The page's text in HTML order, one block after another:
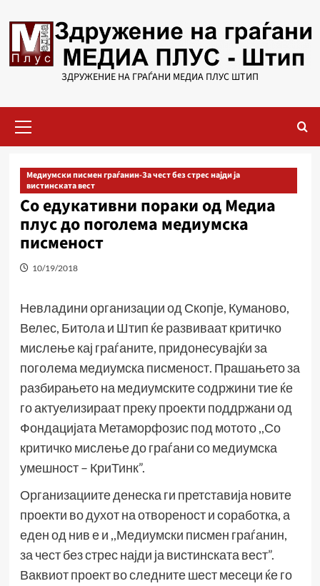
to
content
ЗДРУЖЕНИЕ НА ГРАЃАНИ МЕДИА ПЛУС ШТИП
Menu
Медиумски писмен граѓанин-За чест без стрес најди ја
вистинската вест
Со едукативни пораки од Медиа
плус до поголема медиумска
писменост
10/19/2018
Невладини организации од Скопје, Куманово,
Велес, Битола и Штип ќе развиваат критичко
мислење кај граѓаните, придонесувајќи за
поголема медиумска писменост. Прашањето за
разбирањето на медиумските содржини тие ќе
го актуелизираат преку проекти поддржани од
Фондацијата Метаморфозис под мотото ,,Со
критичко мислење до граѓани со медиумска
умешност – КриТинк”.
Организациите денеска ги претставија новите
проекти во духот на отвореност и соработка, а
еден од нив е и ,,Медиумски писмен граѓанин,
за чест без стрес најди ја вистинската вест”.
Ваквиот проект во следните шест месеци ќе го